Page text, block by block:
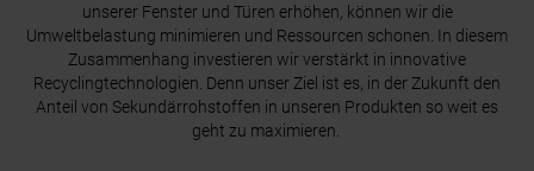
unserer Fenster und Türen erhöhen, können wir die
Umweltbelastung minimieren und Ressourcen schonen. In diesem
Zusammenhang investieren wir verstärkt in innovative
Recyclingtechnologien. Denn unser Ziel ist es, in der Zukunft den
Anteil von Sekundärrohstoffen in unseren Produkten so weit es
geht zu maximieren.